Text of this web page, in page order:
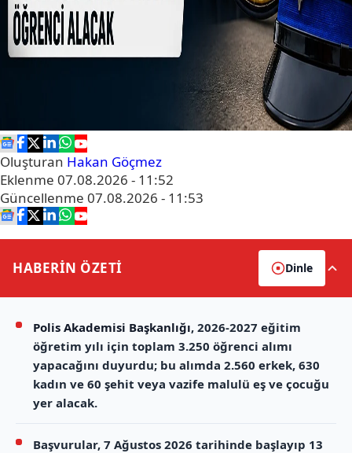
Oluşturan Hakan Göçmez
Eklenme 07.08.2026 - 11:52
Güncellenme 07.08.2026 - 11:53
HABERİN ÖZETİ Dinle
Polis Akademisi Başkanlığı, 2026-2027 eğitim
öğretim yılı için toplam 3.250 öğrenci alımı
yapacağını duyurdu; bu alımda 2.560 erkek, 630
kadın ve 60 şehit veya vazife malulü eş ve çocuğu
yer alacak.
Başvurular, 7 Ağustos 2026 tarihinde başlayıp 13